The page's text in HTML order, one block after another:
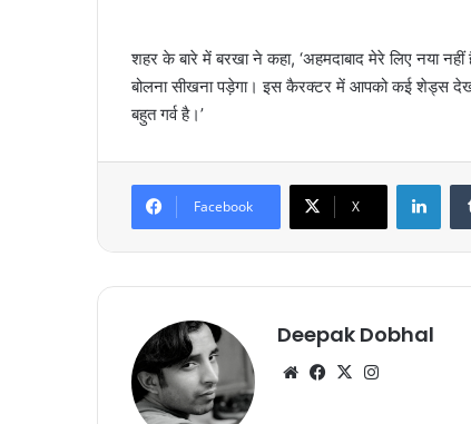
शहर के बारे में बरखा ने कहा, ‘अहमदाबाद मेरे लिए नया
बोलना सीखना पड़ेगा। इस कैरक्टर में आपको कई शेड्स
बहुत गर्व है।’
Facebook X
Deepak Dobhal
We Fa
X